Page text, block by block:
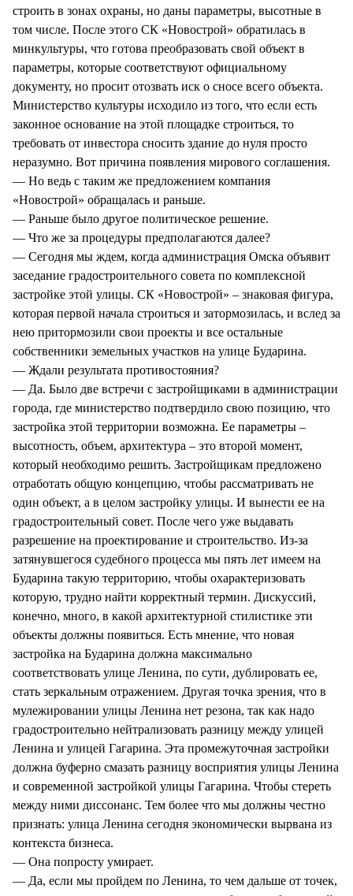
строить в зонах охраны, но даны параметры, высотные в
том числе. После этого СК «Новострой» обратилась в
минкультуры, что готова преобразовать свой объект в
параметры, которые соответствуют официальному
документу, но просит отозвать иск о сносе всего объекта.
Министерство культуры исходило из того, что если есть
законное основание на этой площадке строиться, то
требовать от инвестора сносить здание до нуля просто
неразумно. Вот причина появления мирового соглашения.
— Но ведь с таким же предложением компания
«Новострой» обращалась и раньше.
— Раньше было другое политическое решение.
— Что же за процедуры предполагаются далее?
— Сегодня мы ждем, когда администрация Омска объявит
заседание градостроительного совета по комплексной
застройке этой улицы. СК «Новострой» – знаковая фигура,
которая первой начала строиться и затормозилась, и вслед за
нею притормозили свои проекты и все остальные
собственники земельных участков на улице Бударина.
— Ждали результата противостояния?
— Да. Было две встречи с застройщиками в администрации
города, где министерство подтвердило свою позицию, что
застройка этой территории возможна. Ее параметры –
высотность, объем, архитектура – это второй момент,
который необходимо решить. Застройщикам предложено
отработать общую концепцию, чтобы рассматривать не
один объект, а в целом застройку улицы. И вынести ее на
градостроительный совет. После чего уже выдавать
разрешение на проектирование и строительство. Из-за
затянувшегося судебного процесса мы пять лет имеем на
Бударина такую территорию, чтобы охарактеризовать
которую, трудно найти корректный термин. Дискуссий,
конечно, много, в какой архитектурной стилистике эти
объекты должны появиться. Есть мнение, что новая
застройка на Бударина должна максимально
соответствовать улице Ленина, по сути, дублировать ее,
стать зеркальным отражением. Другая точка зрения, что в
мулежировании улицы Ленина нет резона, так как надо
градостроительно нейтрализовать разницу между улицей
Ленина и улицей Гагарина. Эта промежуточная застройки
должна буферно смазать разницу восприятия улицы Ленина
и современной застройкой улицы Гагарина. Чтобы стереть
между ними диссонанс. Тем более что мы должны честно
признать: улица Ленина сегодня экономически вырвана из
контекста бизнеса.
— Она попросту умирает.
— Да, если мы пройдем по Ленина, то чем дальше от точек,